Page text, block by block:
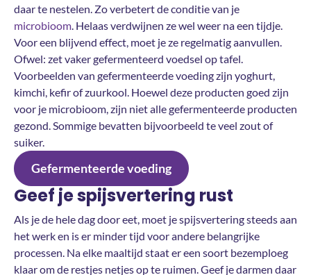
daar te nestelen. Zo verbetert de conditie van je
microbioom. Helaas verdwijnen ze wel weer na een tijdje.
Voor een blijvend effect, moet je ze regelmatig aanvullen.
Ofwel: zet vaker gefermenteerd voedsel op tafel.
Voorbeelden van gefermenteerde voeding zijn yoghurt,
kimchi, kefir of zuurkool. Hoewel deze producten goed zijn
voor je microbioom, zijn niet alle gefermenteerde producten
gezond. Sommige bevatten bijvoorbeeld te veel zout of
suiker.
Gefermenteerde voeding
Geef je spijsvertering rust
Als je de hele dag door eet, moet je spijsvertering steeds aan
het werk en is er minder tijd voor andere belangrijke
processen. Na elke maaltijd staat er een soort bezemploeg
klaar om de restjes netjes op te ruimen. Geef je darmen daar